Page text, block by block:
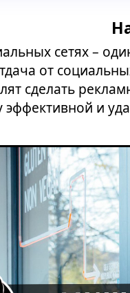
сетях –
от
сделать
и